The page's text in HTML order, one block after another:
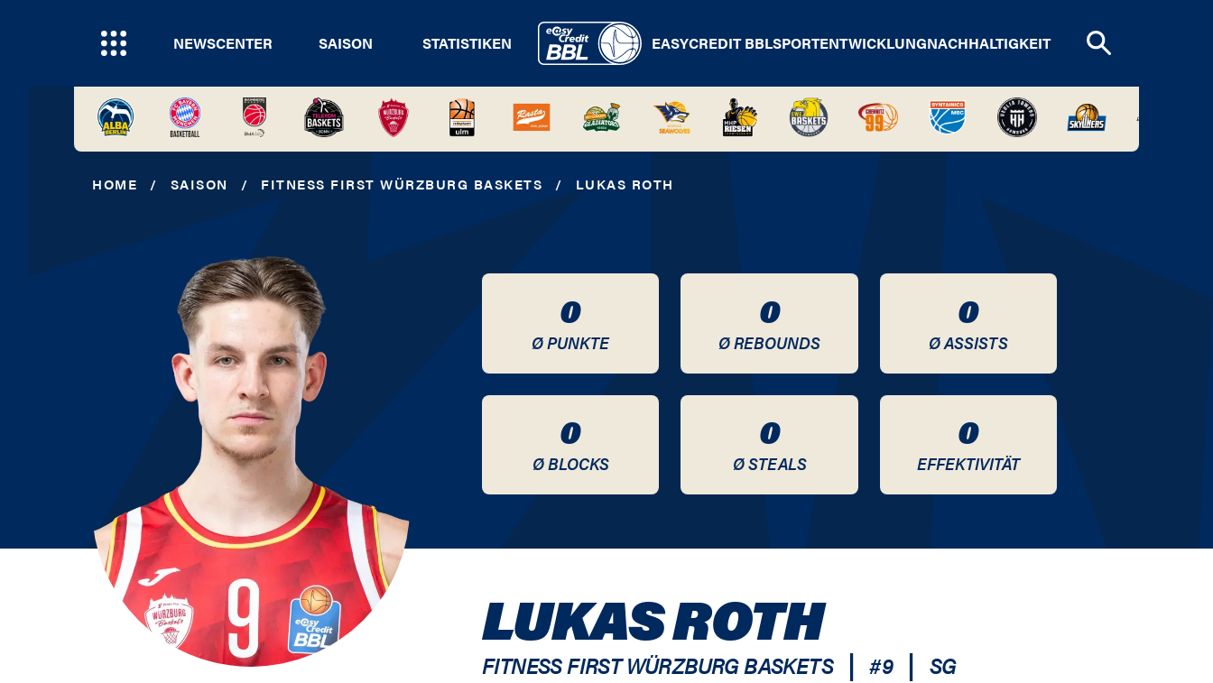
NEWSCENTER SAISON STATISTIKEN EASYCREDIT BBLSPORTENTWICKLUNGNACHHALTIGKEIT
HOME / SAISON / FITNESS FIRST WÜRZBURG BASKETS / LUKAS ROTH
0
Ø PUNKTE
0
Ø REBOUNDS
0
Ø ASSISTS
0
Ø BLOCKS
0
Ø STEALS
0
EFFEKTIVITÄT
LUKAS ROTH
FITNESS FIRST WÜRZBURG BASKETS | #9 | SG